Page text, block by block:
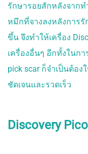
เล
รอ
ม
รักษารอยสักหลังจากท
หมึกที่จางลงหลังการรั
ขึ้น จึงทำให้เครื่อง
เครื่องอื่นๆ อีกทั้งในก
pick scar ก็จำเป็นต้อ
ชัดเจนและรวดเร็ว
Discovery